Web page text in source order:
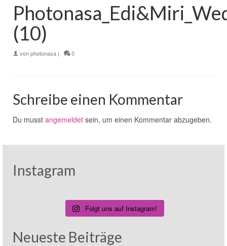
(10)
vonphotonasa | 0
Schreibe einen Kommentar
Du musst angemeldet sein, um einen Kommentar abzugeben.
Instagram
Folgt uns auf Instagram!
Neueste Beiträge